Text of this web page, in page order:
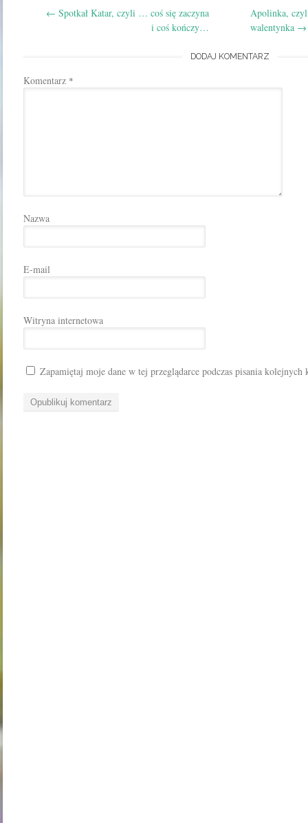
navigation
← Spotkał Katar, czyli … coś się zaczyna
i coś kończy…
Apolinka,
walentynka →
DODAJ KOMENTARZ
Komentarz *
Nazwa
E-mail
Witryna internetowa
Zapamiętaj moje dane w tej przeglądarce podczas pisania kolejnych